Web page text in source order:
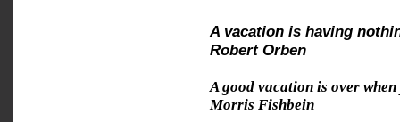
A vacation is having
Robert Orben
A good vacation is over
Morris Fishbein